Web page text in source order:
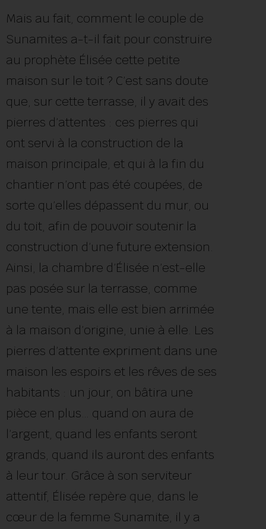
Mais au fait, comment le couple de
Sunamites a-t-il fait pour construire
au prophète Élisée cette petite
maison sur le toit ? C’est sans doute
que, sur cette terrasse, il y avait des
pierres d’attentes : ces pierres qui
ont servi à la construction de la
maison principale, et qui à la fin du
chantier n’ont pas été coupées, de
sorte qu’elles dépassent du mur, ou
du toit, afin de pouvoir soutenir la
construction d’une future extension.
Ainsi, la chambre d’Élisée n’est-elle
pas posée sur la terrasse, comme
une tente, mais elle est bien arrimée
à la maison d’origine, unie à elle. Les
pierres d’attente expriment dans une
maison les espoirs et les rêves de ses
habitants : un jour, on bâtira une
pièce en plus… quand on aura de
l’argent, quand les enfants seront
grands, quand ils auront des enfants
à leur tour. Grâce à son serviteur
attentif, Élisée repère que, dans le
cœur de la femme Sunamite, il y a